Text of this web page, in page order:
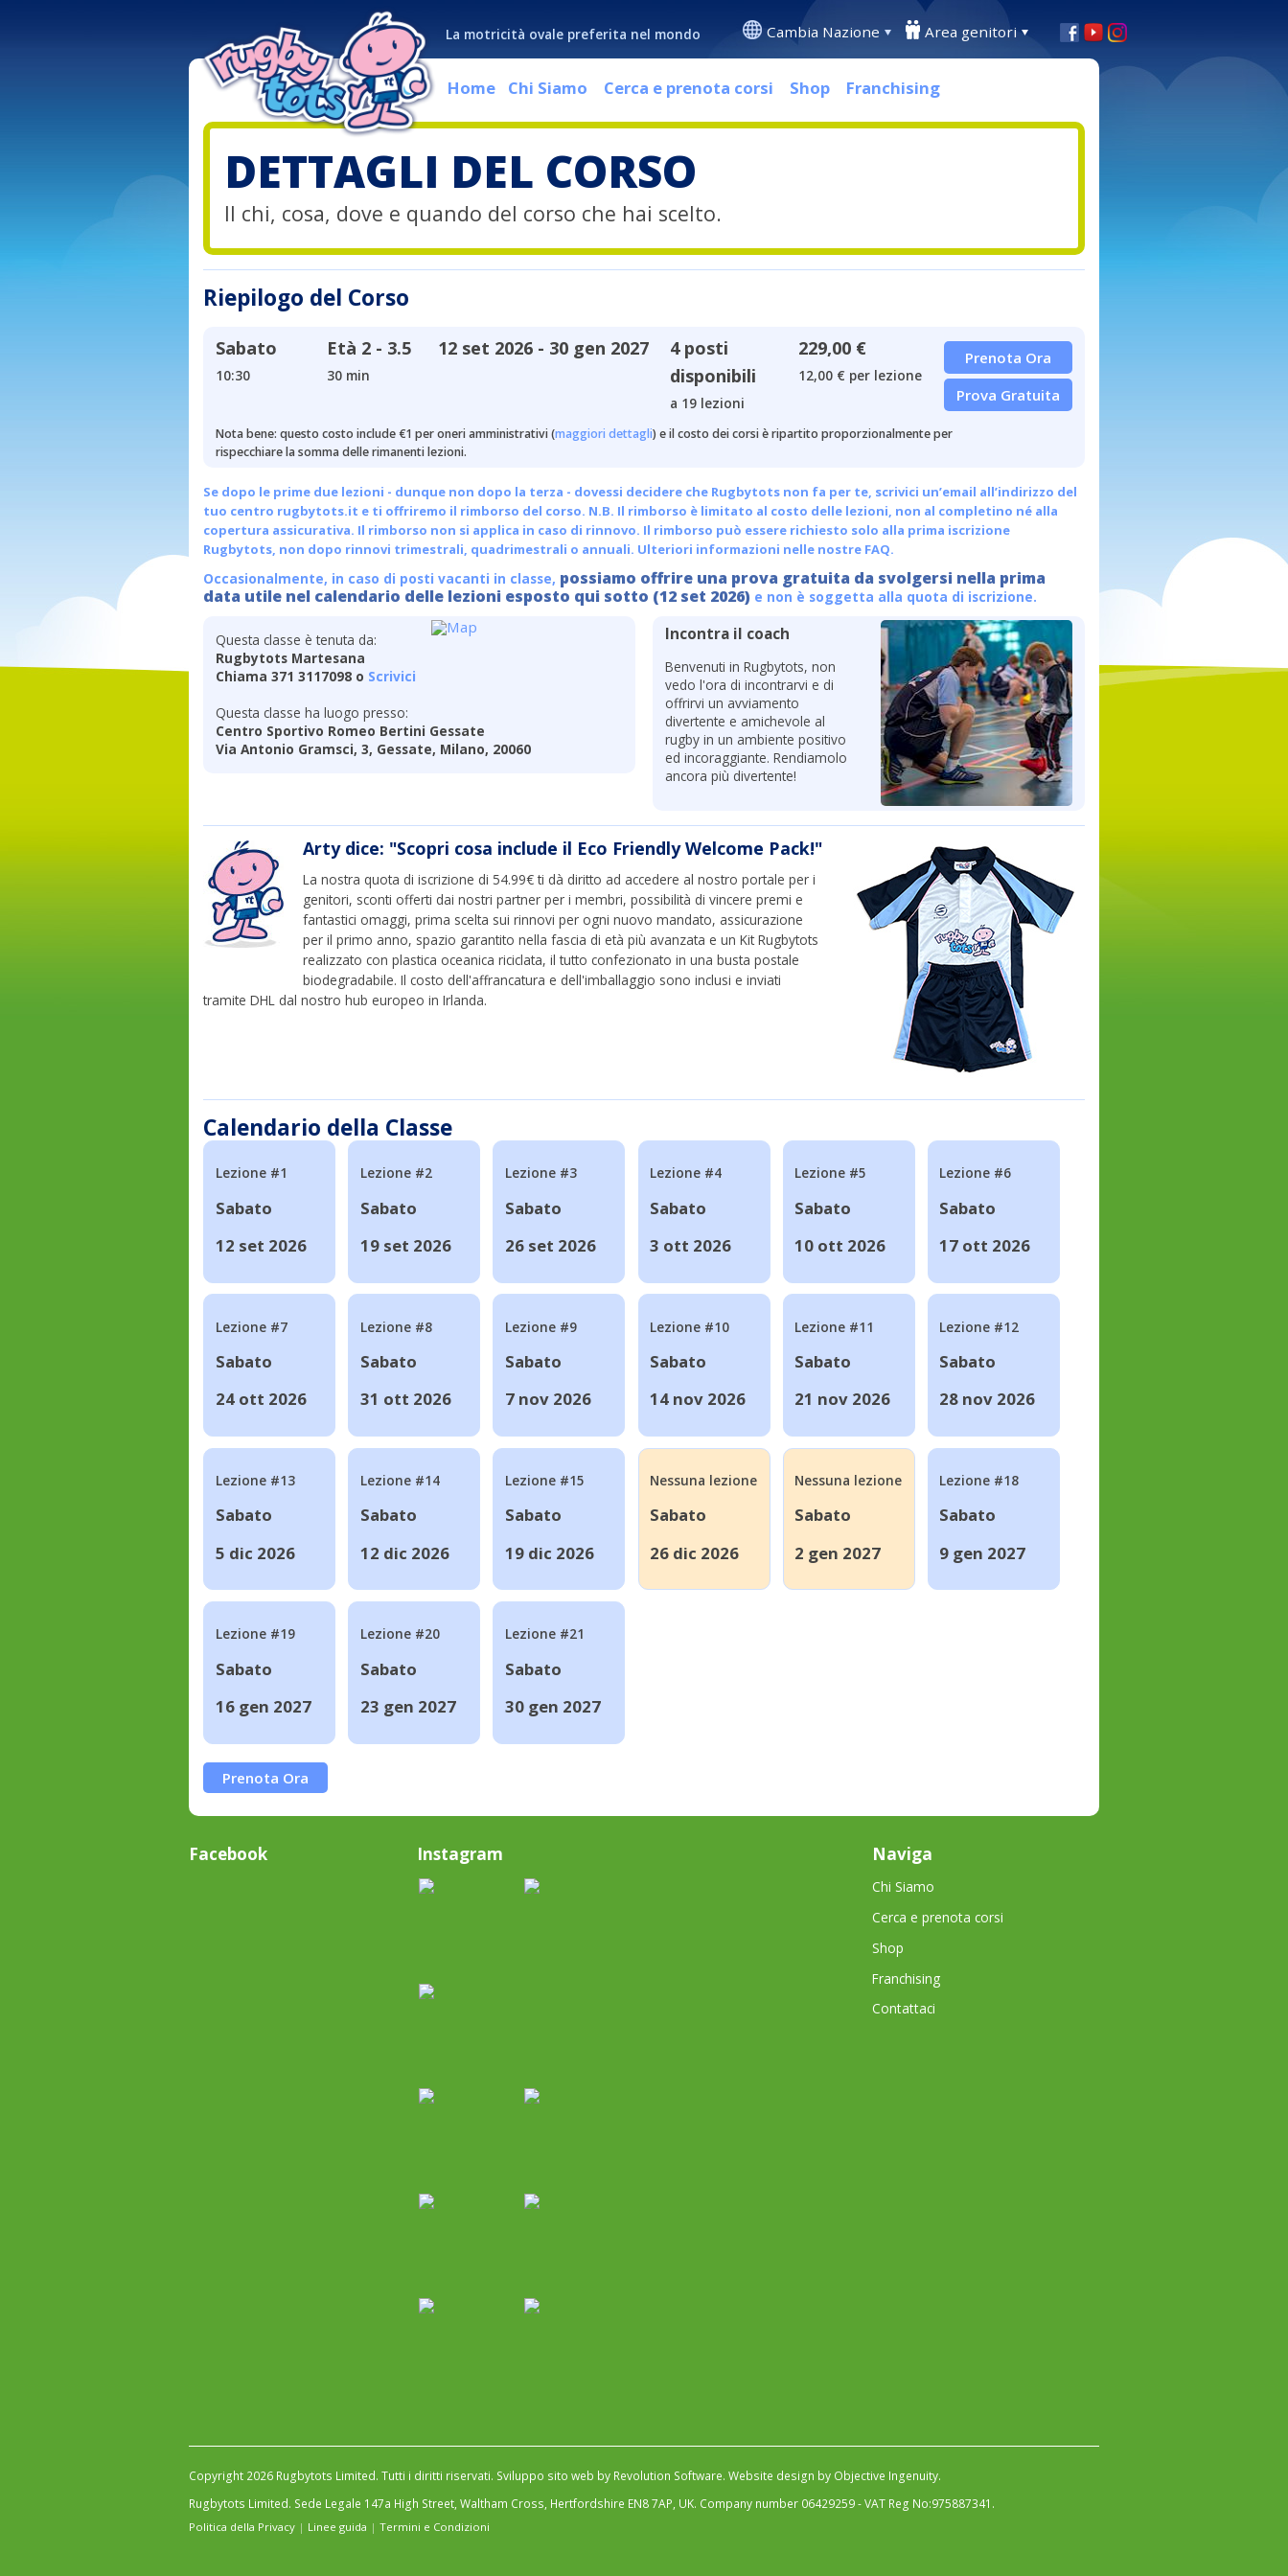
La motricità ovale preferita nel mondo Cambia Nazione Area genitori
Home Chi Siamo Cerca e prenota corsi Shop Franchising
DETTAGLI DEL CORSO
Il chi, cosa, dove e quando del corso che hai scelto.
Riepilogo del Corso
Sabato
10:30
Età 2 - 3.5
30 min
12 set 2026 - 30 gen 2027
4 posti
disponibili
a 19 lezioni
229,00 €
12,00 € per lezione
Prenota Ora
Prova Gratuita
Nota bene: questo costo include €1 per oneri amministrativi (maggiori dettagli) e il costo dei corsi è ripartito proporzionalmente per
rispecchiare la somma delle rimanenti lezioni.
Se dopo le prime due lezioni - dunque non dopo la terza - dovessi decidere che Rugbytots non fa per te, scrivici un’email all’indirizzo del
tuo centro rugbytots.it e ti offriremo il rimborso del corso. N.B. Il rimborso è limitato al costo delle lezioni, non al completino né alla
copertura assicurativa. Il rimborso non si applica in caso di rinnovo. Il rimborso può essere richiesto solo alla prima iscrizione
Rugbytots, non dopo rinnovi trimestrali, quadrimestrali o annuali. Ulteriori informazioni nelle nostre FAQ.
Occasionalmente, in caso di posti vacanti in classe, possiamo offrire una prova gratuita da svolgersi nella prima
data utile nel calendario delle lezioni esposto qui sotto (12 set 2026) e non è soggetta alla quota di iscrizione.
Questa classe è tenuta da:
Rugbytots Martesana
Chiama 371 3117098 o Scrivici
Questa classe ha luogo presso:
Centro Sportivo Romeo Bertini Gessate
Via Antonio Gramsci, 3, Gessate, Milano, 20060
Incontra il coach
Benvenuti in Rugbytots, non
vedo l'ora di incontrarvi e di
offrirvi un avviamento
divertente e amichevole al
rugby in un ambiente positivo
ed incoraggiante. Rendiamolo
ancora più divertente!
Arty dice: "Scopri cosa include il Eco Friendly Welcome Pack!"
La nostra quota di iscrizione di 54.99€ ti dà diritto ad accedere al nostro portale per i
genitori, sconti offerti dai nostri partner per i membri, possibilità di vincere premi e
fantastici omaggi, prima scelta sui rinnovi per ogni nuovo mandato, assicurazione
per il primo anno, spazio garantito nella fascia di età più avanzata e un Kit Rugbytots
realizzato con plastica oceanica riciclata, il tutto confezionato in una busta postale
biodegradabile. Il costo dell'affrancatura e dell'imballaggio sono inclusi e inviati
tramite DHL dal nostro hub europeo in Irlanda.
Calendario della Classe
Lezione #1
Sabato
12 set 2026
Lezione #2
Sabato
19 set 2026
Lezione #3
Sabato
26 set 2026
Lezione #4
Sabato
3 ott 2026
Lezione #5
Sabato
10 ott 2026
Lezione #6
Sabato
17 ott 2026
Lezione #7
Sabato
24 ott 2026
Lezione #8
Sabato
31 ott 2026
Lezione #9
Sabato
7 nov 2026
Lezione #10
Sabato
14 nov 2026
Lezione #11
Sabato
21 nov 2026
Lezione #12
Sabato
28 nov 2026
Lezione #13
Sabato
5 dic 2026
Lezione #14
Sabato
12 dic 2026
Lezione #15
Sabato
19 dic 2026
Nessuna lezione
Sabato
26 dic 2026
Nessuna lezione
Sabato
2 gen 2027
Lezione #18
Sabato
9 gen 2027
Lezione #19
Sabato
16 gen 2027
Lezione #20
Sabato
23 gen 2027
Lezione #21
Sabato
30 gen 2027
Prenota Ora
Facebook Instagram Naviga
Chi Siamo
Cerca e prenota corsi
Shop
Franchising
Contattaci
Copyright 2026 Rugbytots Limited. Tutti i diritti riservati. Sviluppo sito web by Revolution Software. Website design by Objective Ingenuity.
Rugbytots Limited. Sede Legale 147a High Street, Waltham Cross, Hertfordshire EN8 7AP, UK. Company number 06429259 - VAT Reg No:975887341.
Politica della Privacy | Linee guida | Termini e Condizioni